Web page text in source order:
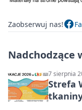
Zaobserwuj nas!
Nadchodzące
7 sierpnia
Strefa